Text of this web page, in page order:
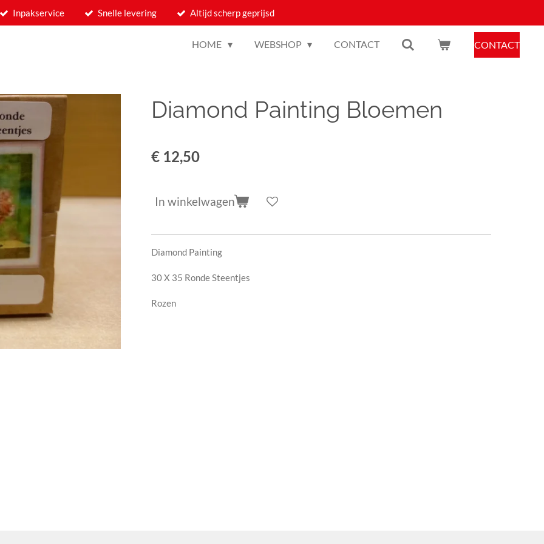
Inpakservice Snelle levering Altijd scherp geprijsd
HOME WEBSHOP CONTACT CONTACT
Diamond Painting Bloemen
€ 12,50
In winkelwagen
Diamond Painting
30 X 35 Ronde Steentjes
Rozen